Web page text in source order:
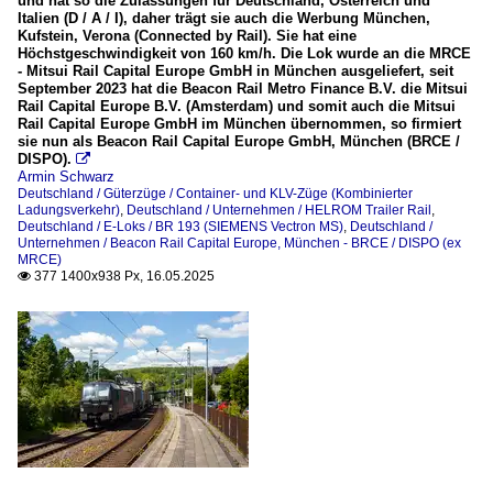
Italien (D / A / I), daher trägt sie auch die Werbung München,
Kufstein, Verona (Connected by Rail). Sie hat eine
Höchstgeschwindigkeit von 160 km/h. Die Lok wurde an die MRCE
- Mitsui Rail Capital Europe GmbH in München ausgeliefert, seit
September 2023 hat die Beacon Rail Metro Finance B.V. die Mitsui
Rail Capital Europe B.V. (Amsterdam) und somit auch die Mitsui
Rail Capital Europe GmbH im München übernommen, so firmiert
sie nun als Beacon Rail Capital Europe GmbH, München (BRCE /
DISPO). 
Armin Schwarz
Deutschland / Güterzüge / Container- und KLV-Züge (Kombinierter
Ladungsverkehr), Deutschland / Unternehmen / HELROM Trailer Rail ,
Deutschland / E-Loks / BR 193 (SIEMENS Vectron MS), Deutschland /
Unternehmen / Beacon Rail Capital Europe, München - BRCE / DISPO (ex
MRCE)
 377 1400x938 Px, 16.05.2025